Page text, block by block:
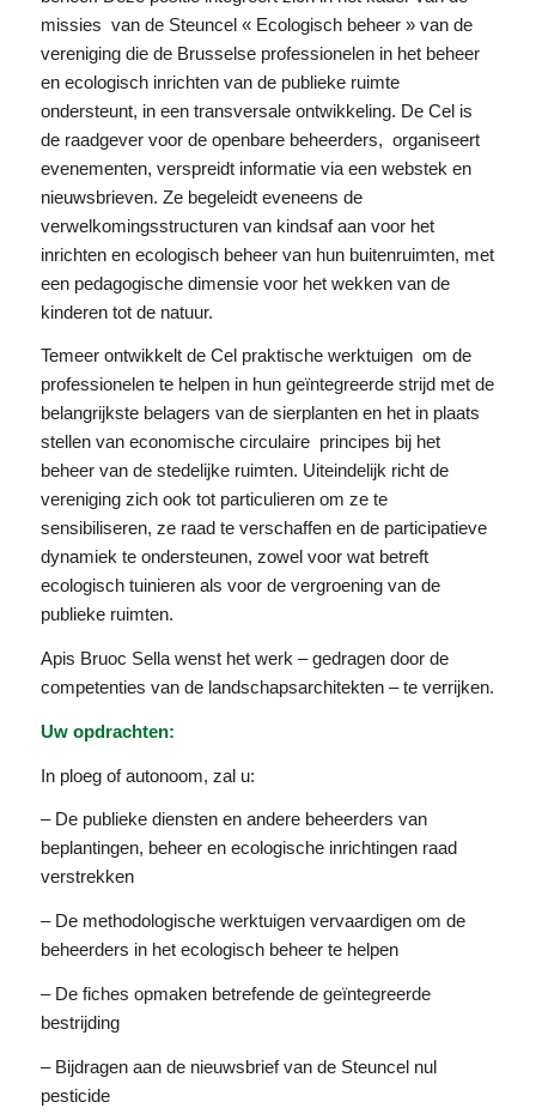
missies van de Steuncel « Ecologisch beheer » van de
vereniging die de Brusselse professionelen in het beheer
en ecologisch inrichten van de publieke ruimte
ondersteunt, in een transversale ontwikkeling. De Cel is
de raadgever voor de openbare beheerders, organiseert
evenementen, verspreidt informatie via een webstek en
nieuwsbrieven. Ze begeleidt eveneens de
verwelkomingsstructuren van kindsaf aan voor het
inrichten en ecologisch beheer van hun buitenruimten, met
een pedagogische dimensie voor het wekken van de
kinderen tot de natuur.
Temeer ontwikkelt de Cel praktische werktuigen om de
professionelen te helpen in hun geïntegreerde strijd met de
belangrijkste belagers van de sierplanten en het in plaats
stellen van economische circulaire principes bij het
beheer van de stedelijke ruimten. Uiteindelijk richt de
vereniging zich ook tot particulieren om ze te
sensibiliseren, ze raad te verschaffen en de participatieve
dynamiek te ondersteunen, zowel voor wat betreft
ecologisch tuinieren als voor de vergroening van de
publieke ruimten.
Apis Bruoc Sella wenst het werk – gedragen door de
competenties van de landschapsarchitekten – te verrijken.
Uw opdrachten:
In ploeg of autonoom, zal u:
– De publieke diensten en andere beheerders van
beplantingen, beheer en ecologische inrichtingen raad
verstrekken
– De methodologische werktuigen vervaardigen om de
beheerders in het ecologisch beheer te helpen
– De fiches opmaken betrefende de geïntegreerde
bestrijding
– Bijdragen aan de nieuwsbrief van de Steuncel nul
pesticide